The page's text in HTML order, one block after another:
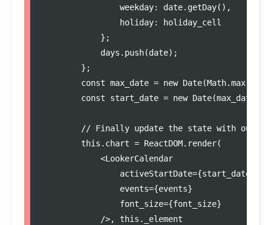
                weekday
: date. getDay(),
                holiday
:
holiday_cell
            };
days . push(date);
        };
const max_date = new Date(Math.max
const
start_date = new Date(max_date
// Finally update the state with our
this . chart = ReactDOM. render(
<LookerCalendar
                activeStartDate
={start_date}
                events
={events}
                font_size
={font_size}
/>, this .
_element